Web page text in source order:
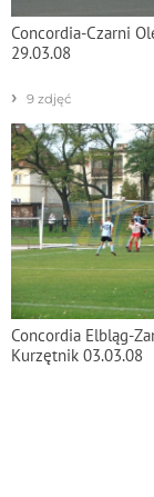
Concordia-Czarni
29.03.08
› 9 zdjęć
Concordia Elbląg-
Kurzętnik 03.03.08